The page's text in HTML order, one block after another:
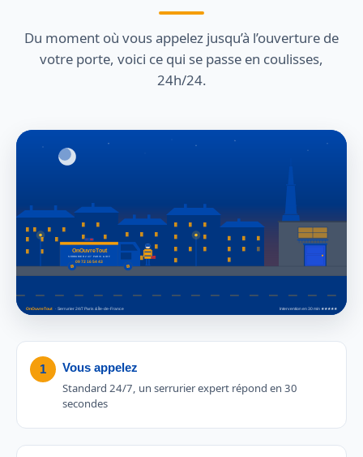
Du moment où vous appelez jusqu’à l’ouverture de
votre porte, voici ce qui se passe en coulisses,
24h/24.
1 Vous appelez
Standard 24/7, un serrurier expert répond en 30
secondes